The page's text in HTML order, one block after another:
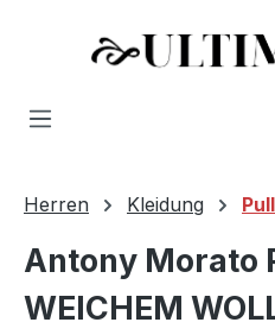
Zum Hauptinhalt springen
Herren Kleidung
Antony Morato
WEICHEM